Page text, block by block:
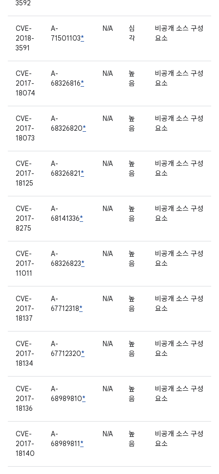
3592
CVE-
2018-
3591
A-
71501103*
N/A
심
각
비공개 소스 구성
요소
CVE-
2017-
18074
A-
68326816*
N/A
높
음
비공개 소스 구성
요소
CVE-
2017-
18073
A-
68326820*
N/A
높
음
비공개 소스 구성
요소
CVE-
2017-
18125
A-
68326821*
N/A
높
음
비공개 소스 구성
요소
CVE-
2017-
8275
A-
68141336*
N/A
높
음
비공개 소스 구성
요소
CVE-
2017-
11011
A-
68326823*
N/A
높
음
비공개 소스 구성
요소
CVE-
2017-
18137
A-
67712318*
N/A
높
음
비공개 소스 구성
요소
CVE-
2017-
18134
A-
67712320*
N/A
높
음
비공개 소스 구성
요소
CVE-
2017-
18136
A-
68989810*
N/A
높
음
비공개 소스 구성
요소
CVE-
2017-
18140
A-
68989811*
N/A
높
음
비공개 소스 구성
요소